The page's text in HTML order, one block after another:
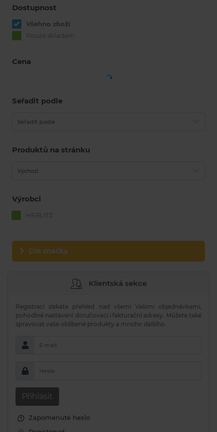
Dostupnost
Všehno zboží
Pouze skladem
Cena
Seřadit podle
Seřadit podle
Produktů na stránku
Výchozí
Výrobci
HERLITZ
Dle značky
Klientská sekce
Registrací získáte přehled nad všemi Vašimi objednávkami,
pohodlné nastavení doručovací i fakturační adresy. Můžete také
spravovat vaše oblíbené produkty a mnoho dalšího.
E-mail
Heslo
Přihlásit
Zapomenuté heslo